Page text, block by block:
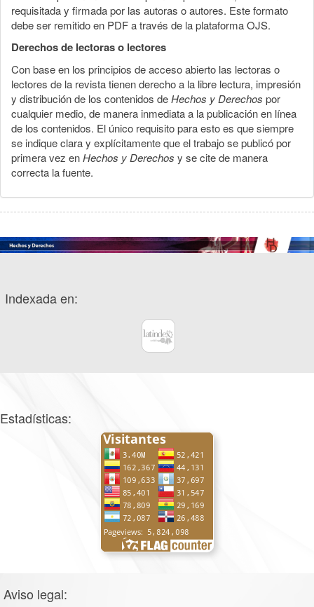
requisitada y firmada por las autoras o autores. Este formato
debe ser remitido en PDF a través de la plataforma OJS.
Derechos de lectoras o lectores
Con base en los principios de acceso abierto las lectoras o
lectores de la revista tienen derecho a la libre lectura, impresión
y distribución de los contenidos deHechos y Derechos por
cualquier medio, de manera inmediata a la publicación en línea
de los contenidos. El único requisito para esto es que siempre
se indique clara y explícitamente que el trabajo se publicó por
primera vez enHechos y Derechos y se cite de manera
correcta la fuente.
Indexada en:
Estadísticas:
Aviso legal: